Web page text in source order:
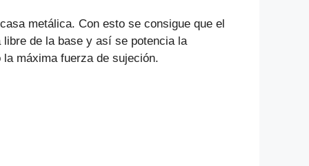
metálica. Con esto se consigue que el
de la base y así se potencia la
máxima fuerza de sujeción.